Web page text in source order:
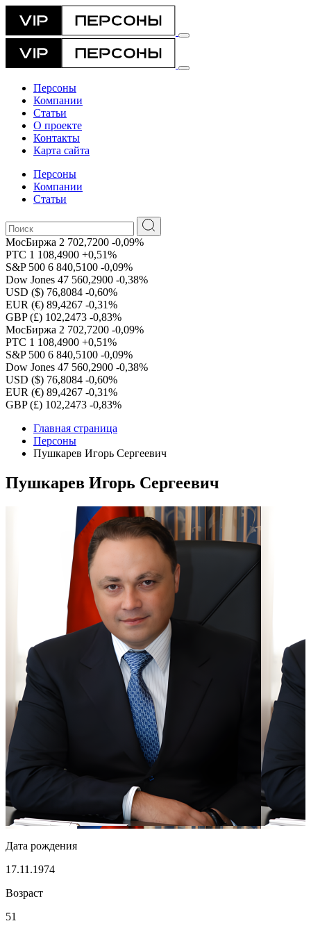
Персоны
Компании
Статьи
О проекте
Контакты
Карта сайта
Персоны
Компании
Статьи
МосБиржа 2 702,7200 -0,09%
РТС 1 108,4900 +0,51%
S&P 500 6 840,5100 -0,09%
Dow Jones 47 560,2900 -0,38%
USD ($) 76,8084 -0,60%
EUR (€) 89,4267 -0,31%
GBP (£) 102,2473 -0,83%
МосБиржа 2 702,7200 -0,09%
РТС 1 108,4900 +0,51%
S&P 500 6 840,5100 -0,09%
Dow Jones 47 560,2900 -0,38%
USD ($) 76,8084 -0,60%
EUR (€) 89,4267 -0,31%
GBP (£) 102,2473 -0,83%
Главная страница
Персоны
Пушкарев Игорь Сергеевич
Пушкарев Игорь Сергеевич
Дата рождения
17.11.1974
Возраст
51